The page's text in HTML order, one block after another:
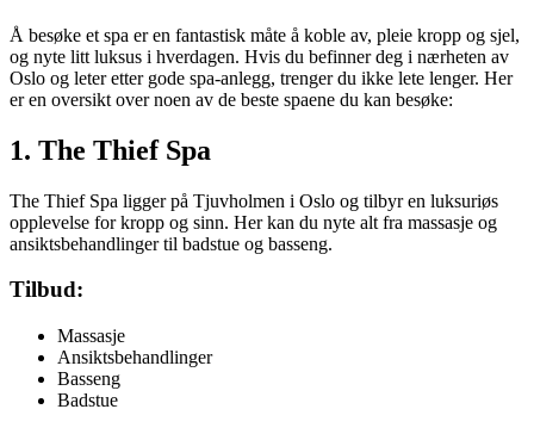
Å besøke et spa er en fantastisk måte å koble av, pleie kropp og sjel,
og nyte litt luksus i hverdagen. Hvis du befinner deg i nærheten av
Oslo og leter etter gode spa-anlegg, trenger du ikke lete lenger. Her
er en oversikt over noen av de beste spaene du kan besøke:
1. The Thief Spa
The Thief Spa ligger på Tjuvholmen i Oslo og tilbyr en luksuriøs
opplevelse for kropp og sinn. Her kan du nyte alt fra massasje og
ansiktsbehandlinger til badstue og basseng.
Tilbud:
Massasje
Ansiktsbehandlinger
Basseng
Badstue